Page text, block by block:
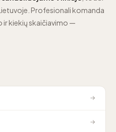
Profesionali komanda
ir kiekių skaičiavimo —
→
→